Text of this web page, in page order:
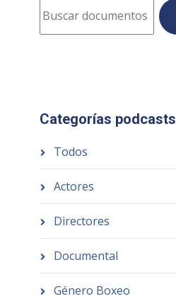
Categorías podcasts
Todos
Actores
Directores
Documental
Género Boxeo